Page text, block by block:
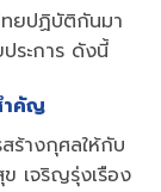
ทยปฏิบัติกันมา
ระการ ดังนี้
ำคัญ
ร้างกุศลให้กับ
เจริญรุ่งเรือง